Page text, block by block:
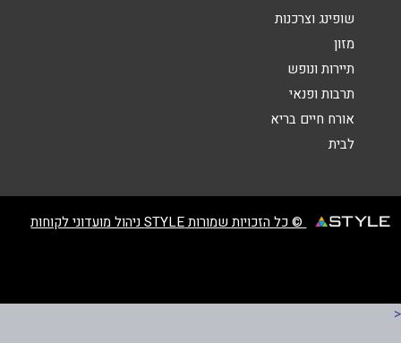
שופינג וצרכנות
מזון
תיירות ונופש
תרבות ופנאי
אורח חיים בריא
לבית
© כל הזכויות שמורות STYLE ניהול מועדוני לקוחות
<